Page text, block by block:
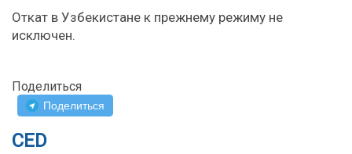
Откат в Узбекистане к прежнему режиму не
исключен.
Поделиться
Поделиться
CED